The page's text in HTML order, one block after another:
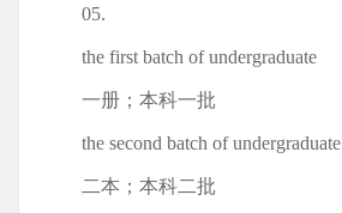
05.
the first batch of undergraduate
一册；本科一批
the second batch of undergraduate
二本；本科二批